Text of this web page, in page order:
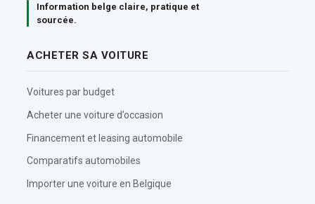
Information belge claire, pratique et
sourcée.
ACHETER SA VOITURE
Voitures par budget
Acheter une voiture d’occasion
Financement et leasing automobile
Comparatifs automobiles
Importer une voiture en Belgique